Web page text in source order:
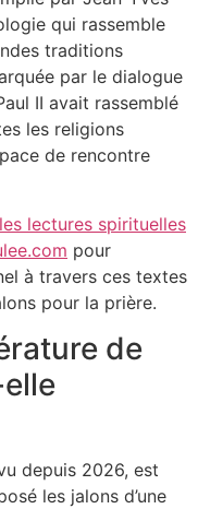
qui rassemble
traditions
par le dialogue
II avait rassemblé
les religions
de rencontre
lectures spirituelles
pour
à travers ces textes
pour la prière.
de
depuis 2026, est
les jalons d’une